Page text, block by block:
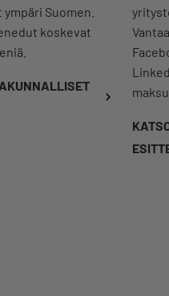
Suomen.
koskevat